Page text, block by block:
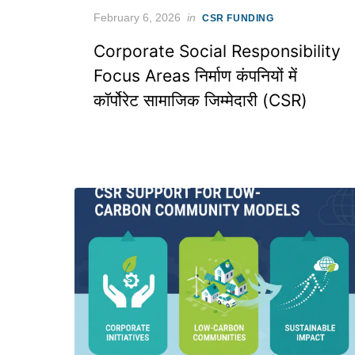
Posted
February 6, 2026 in CSR FUNDING
Corporate Social Responsibility
Focus Areas निर्माण कंपनियों में
कॉर्पोरेट सामाजिक जिम्मेदारी (CSR)